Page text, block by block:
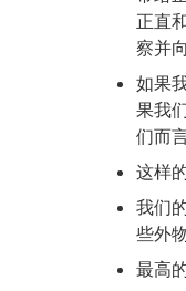
正直
察并
如果
果我
们而
这样
我们
些外
最高